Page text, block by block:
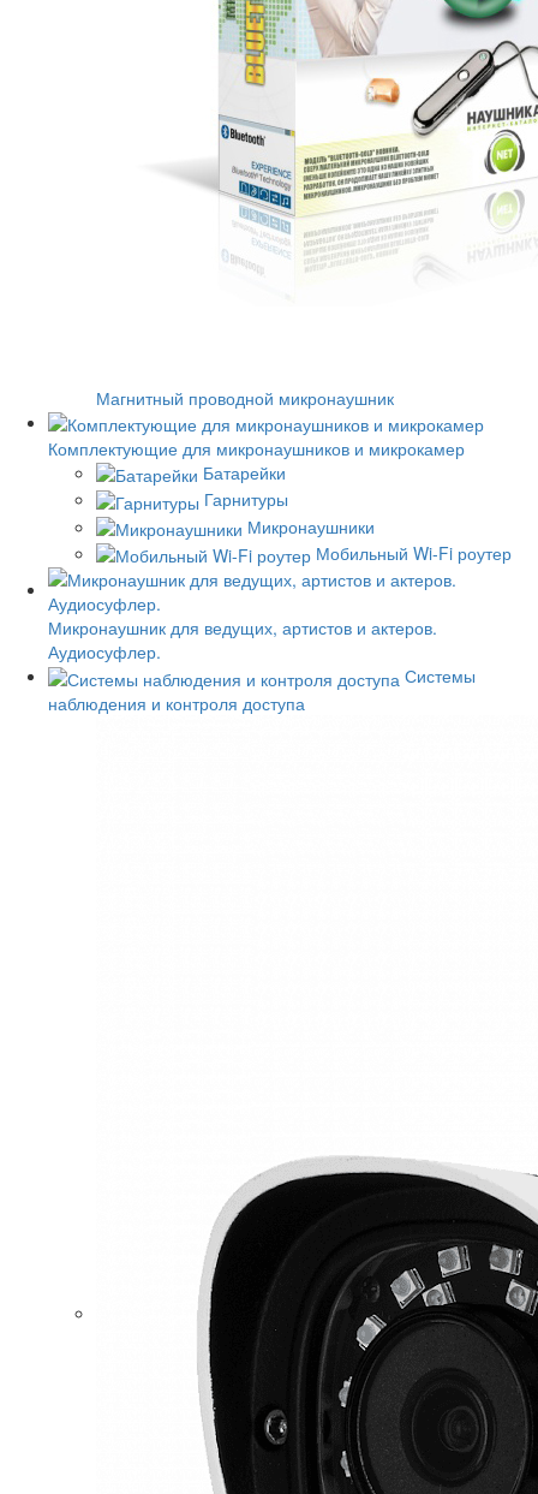
Магнитный проводной микронаушник
Комплектующие для микронаушников и микрокамер
Батарейки
Гарнитуры
Микронаушники
Мобильный Wi-Fi роутер
Микронаушник для ведущих, артистов и актеров.
Аудиосуфлер.
Системы
наблюдения и контроля доступа